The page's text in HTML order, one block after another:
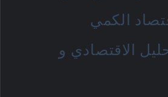
الكمي
الاقتصادي و